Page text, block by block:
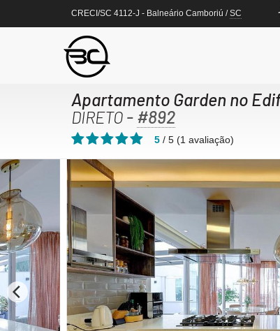
CRECI/SC 4112-J - Balneário Camboriú /SC
Apartamento Garden no
DIRETO - #892
5 / 5 (1 avaliação)